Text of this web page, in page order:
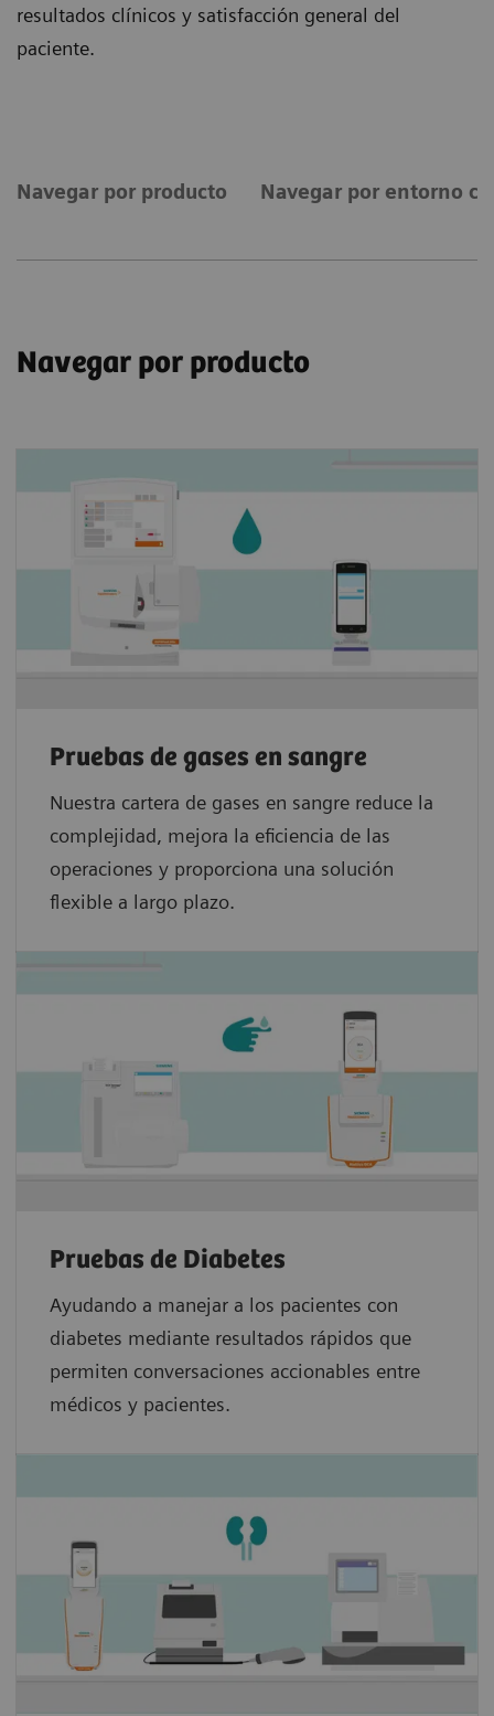
resultados clínicos y satisfacción general del
paciente.
Navegar por producto Navegar por entorno
Navegar por producto
Pruebas de gases en sangre
Nuestra cartera de gases en sangre reduce la
complejidad, mejora la eficiencia de las
operaciones y proporciona una solución
flexible a largo plazo.
Pruebas de Diabetes
Ayudando a manejar a los pacientes con
diabetes mediante resultados rápidos que
permiten conversaciones accionables entre
médicos y pacientes.